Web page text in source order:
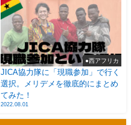
●西アフリカ
JICA協力隊に「現職参加」で行く
選択。メリデメを徹底的にまとめ
てみた！
2022.08.01